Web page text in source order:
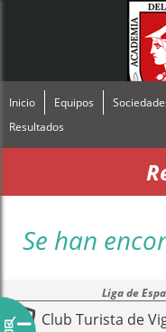
Inicio Equipos
Resultados
Se han
Liga de
Club Turista de